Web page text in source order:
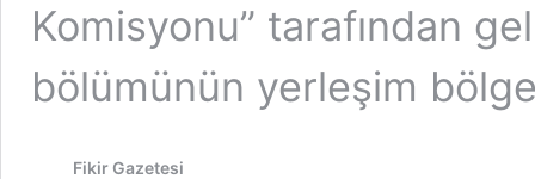
Komisyonu” tarafından
bölümünün yerleşim
Fikir Gazetesi